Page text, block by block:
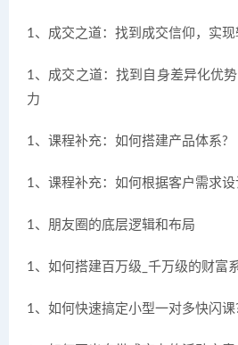
1、成交之道：找到成交信仰，实
1、成交之道：找到自身差异化优
力
1、课程补充：如何搭建产品体系?
1、课程补充：如何根据客户需求设
1、朋友圈的底层逻辑和布局
1、如何搭建百万级_千万级的财富
1、如何快速搞定小型一对多快闪课